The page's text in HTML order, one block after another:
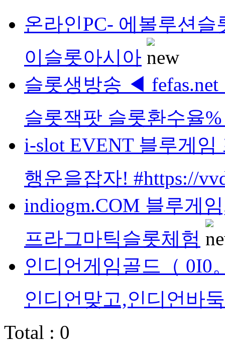
온라인PC- 에볼루션슬
이슬롯아시아
슬롯생방송 ◀
슬롯잭팟 슬롯환수율
i-slot EVENT 블루게
행운을잡자! #https://
indiogm.COM 블루게
프라그마틱슬롯체험
인디언게임골드（ 0I0
인디언맞고,인디언바
Total : 0